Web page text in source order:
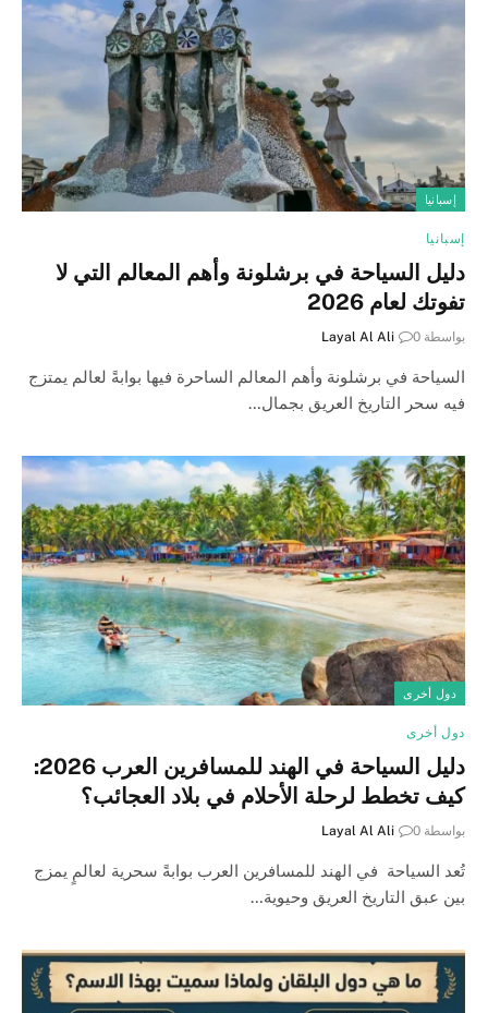
إسبانيا
إسبانيا
دليل السياحة في برشلونة وأهم المعالم التي لا
تفوتك لعام 2026
بواسطة Layal Al Ali 0
السياحة في برشلونة وأهم المعالم الساحرة فيها بوابةً لعالم يمتزج
فيه سحر التاريخ العريق بجمال…
دول أخرى
دول أخرى
دليل السياحة في الهند للمسافرين العرب 2026:
كيف تخطط لرحلة الأحلام في بلاد العجائب؟
بواسطة Layal Al Ali 0
تُعد السياحة في الهند للمسافرين العرب بوابةً سحرية لعالمٍ يمزج
بين عبق التاريخ العريق وحيوية…